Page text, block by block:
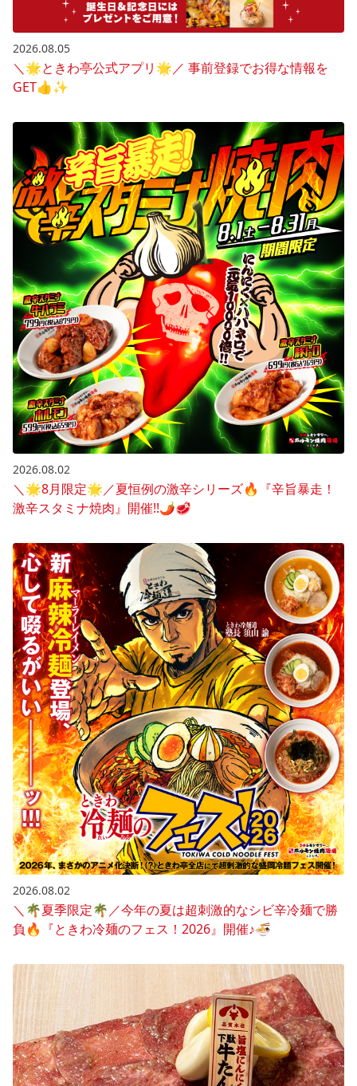
2026.08.05
＼🌟ときわ亭公式アプリ🌟／ 事前登録でお得な情報を
GET👍✨
2026.08.02
＼🌟8月限定🌟／夏恒例の激辛シリーズ🔥『辛旨暴走！
激辛スタミナ焼肉』開催!!🌶️🥩
2026.08.02
＼🌴夏季限定🌴／今年の夏は超刺激的なシビ辛冷麺で勝
負🔥『ときわ冷麺のフェス！2026』開催♪🍜